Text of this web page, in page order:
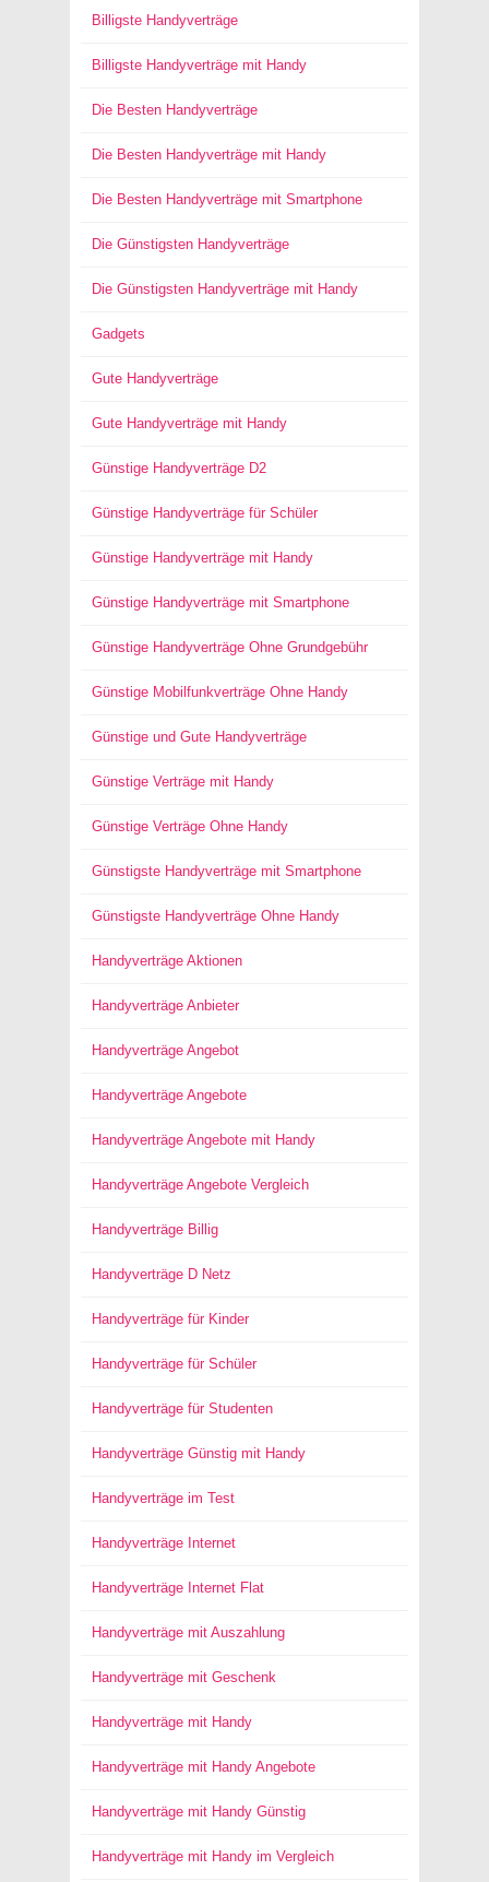
Billigste Handyverträge
Billigste Handyverträge mit Handy
Die Besten Handyverträge
Die Besten Handyverträge mit Handy
Die Besten Handyverträge mit Smartphone
Die Günstigsten Handyverträge
Die Günstigsten Handyverträge mit Handy
Gadgets
Gute Handyverträge
Gute Handyverträge mit Handy
Günstige Handyverträge D2
Günstige Handyverträge für Schüler
Günstige Handyverträge mit Handy
Günstige Handyverträge mit Smartphone
Günstige Handyverträge Ohne Grundgebühr
Günstige Mobilfunkverträge Ohne Handy
Günstige und Gute Handyverträge
Günstige Verträge mit Handy
Günstige Verträge Ohne Handy
Günstigste Handyverträge mit Smartphone
Günstigste Handyverträge Ohne Handy
Handyverträge Aktionen
Handyverträge Anbieter
Handyverträge Angebot
Handyverträge Angebote
Handyverträge Angebote mit Handy
Handyverträge Angebote Vergleich
Handyverträge Billig
Handyverträge D Netz
Handyverträge für Kinder
Handyverträge für Schüler
Handyverträge für Studenten
Handyverträge Günstig mit Handy
Handyverträge im Test
Handyverträge Internet
Handyverträge Internet Flat
Handyverträge mit Auszahlung
Handyverträge mit Geschenk
Handyverträge mit Handy
Handyverträge mit Handy Angebote
Handyverträge mit Handy Günstig
Handyverträge mit Handy im Vergleich